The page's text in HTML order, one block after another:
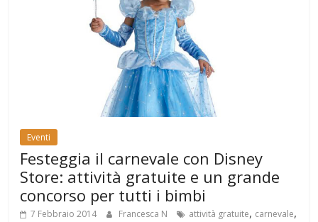
Eventi
Festeggia il carnevale con Disney
Store: attività gratuite e un grande
concorso per tutti i bimbi
7 Febbraio 2014 Francesca N attività gratuite, carnevale,